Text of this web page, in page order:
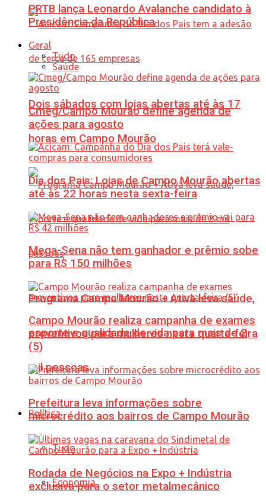
Dois sábados com lojas abertas até às 17
horas em Campo Mourão
Programa Campo Mourão + Ativa leva saúde,
esporte e qualidade de vida para mais de 2
mil pessoas
Política
Tudo
Economia
PRTB lança Leonardo Avalanche candidato à
Presidência da República
Geral
Tudo
Saúde
Cmeg/Campo Mourão define agenda de
ações para agosto
Dia dos Pais: Lojas de Campo Mourão abertas
até às 22 horas nesta sexta-feira
Mega-Sena não tem ganhador e prêmio sobe
para R$ 150 milhões
Campo Mourão realiza campanha de exames
preventivos para mulheres nesta quarta-feira
(5)
Prefeitura leva informações sobre
microcrédito aos bairros de Campo Mourão
Rodada de Negócios na Expo + Indústria
exclusiva para o setor metalmecânico